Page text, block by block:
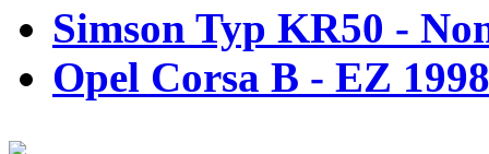
Simson Typ KR50 -
Opel Corsa B - EZ 1998